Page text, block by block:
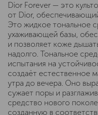
Dior Forever — это
от Dior,
Это жидкое тональное
ухаживающей базы,
и позволяет коже
надолго. Тональное
испытания на
создаёт естественное
утра до вечера. Оно
сужает поры и
средство нового
созданную в